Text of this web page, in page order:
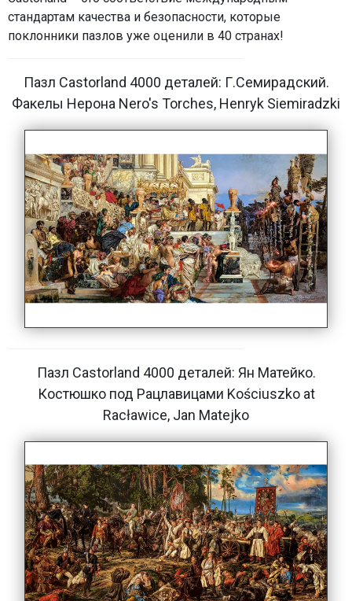
стандартам качества и безопасности, которые
поклонники пазлов уже оценили в 40 странах!
Пазл Castorland 4000 деталей: Г.Семирадский.
Факелы Нерона Nero's Torches, Henryk Siemiradzki
Пазл Castorland 4000 деталей: Ян Матейко.
Костюшко под Рацлавицами Kościuszko at
Racławice, Jan Matejko